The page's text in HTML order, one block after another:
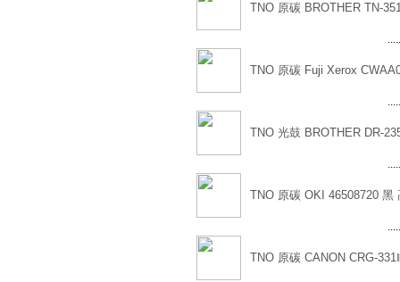
TNO 原碳 BROTHER TN-
TNO 原碳 Fuji Xerox
TNO 光鼓 BROTHER DR-
TNO 原碳 OKI 46508720 黑
TNO 原碳 CANON CRG-